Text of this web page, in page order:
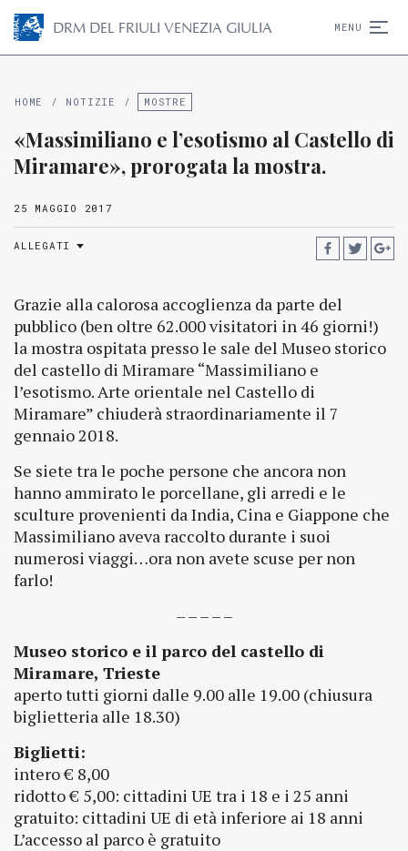
DRM DEL FRIULI VENEZIA GIULIA MENU
HOME / NOTIZIE / MOSTRE
«Massimiliano e l’esotismo al Castello di
Miramare», prorogata la mostra.
25 MAGGIO 2017
ALLEGATI
Grazie alla calorosa accoglienza da parte del
pubblico (ben oltre 62.000 visitatori in 46 giorni!)
la mostra ospitata presso le sale del Museo storico
del castello di Miramare “Massimiliano e
l’esotismo. Arte orientale nel Castello di
Miramare” chiuderà straordinariamente il 7
gennaio 2018.
Se siete tra le poche persone che ancora non
hanno ammirato le porcellane, gli arredi e le
sculture provenienti da India, Cina e Giappone che
Massimiliano aveva raccolto durante i suoi
numerosi viaggi…ora non avete scuse per non
farlo!
– – – – –
Museo storico e il parco del castello di
Miramare, Trieste
aperto tutti giorni dalle 9.00 alle 19.00 (chiusura
biglietteria alle 18.30)
Biglietti:
intero € 8,00
ridotto € 5,00: cittadini UE tra i 18 e i 25 anni
gratuito: cittadini UE di età inferiore ai 18 anni
L’accesso al parco è gratuito